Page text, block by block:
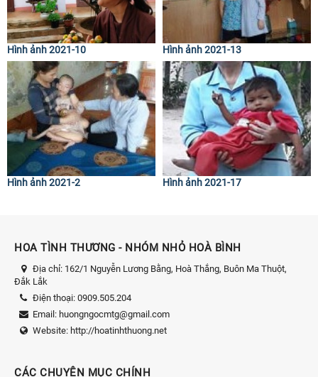
Hình ảnh 2021-10 Hình ảnh 2021-13
Hình ảnh 2021-2 Hình ảnh 2021-17
HOA TÌNH THƯƠNG - NHÓM NHỎ HOÀ BÌNH
Địa chỉ: 162/1 Nguyễn Lương Bằng, Hoà Thắng, Buôn Ma Thuột,
Đắk Lắk
Điện thoại: 0909.505.204
Email: huongngocmtg@gmail.com
Website: http://hoatinhthuong.net
CÁC CHUYÊN MỤC CHÍNH